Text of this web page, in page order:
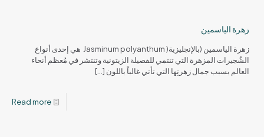
زهرة الياسمين
زهرة الياسمين (بالإنجليزية( Jasminum polyanthum هي إحدى أنواع
الشُجيرات المزهرة التي تنتمي للفصيلة الزيتونية وتنتشر في مُعظم أنحاء
العالم بسبب جمال زهرتِها التي تأتي غالباً باللون […]
Read more